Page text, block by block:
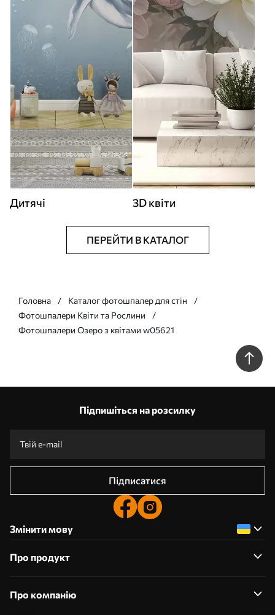
Дитячі 3D квіти
ПЕРЕЙТИ В КАТАЛОГ
Головна
Каталог фотошпалер для стін
Фотошпалери Квіти та Рослини
Фотошпалери Озеро з квітами w05621
Підпишіться на розсилку
Підписатися
Змінити мову
Про продукт
Про компанію